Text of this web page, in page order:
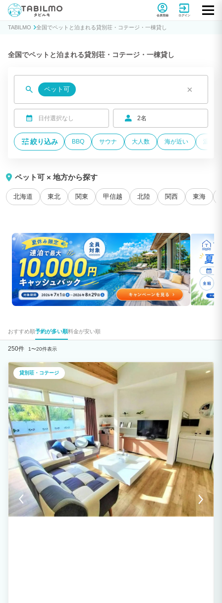
貸別荘コテージ・一棟貸し宿泊予約サイトTABILMO(タビルモ)
会員登録 ログイン
TABILMO 全国でペットと泊まれる貸別荘・コテージ・一棟貸し
全国でペットと泊まれる貸別荘・コテージ・一棟貸し
ペット可 ×
日付選択なし 2名
絞り込み BBQ サウナ 大人数 海が近い 温泉
ペット可 × 地方から探す
北海道 東北 関東 甲信越 北陸 関西 東海
おすすめ順予約が多い順料金が安い順
250件 1〜20件表示
貸別荘・コテージ